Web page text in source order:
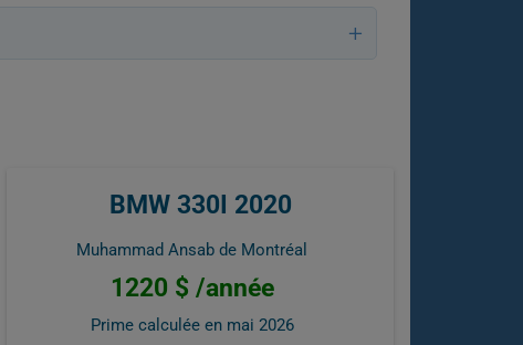
BMW 330I 2020
Muhammad Ansab de Montréal
1220 $ /année
Prime calculée en mai 2026